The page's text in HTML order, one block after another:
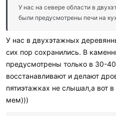
У нас на севере области в
были предусмотрены печи на
У нас в двухэтажных
сих пор сохранились. В
предусмотрены только в 30-
восстанавливают и делают
пятиэтажках не слышал,а вот
мем)))